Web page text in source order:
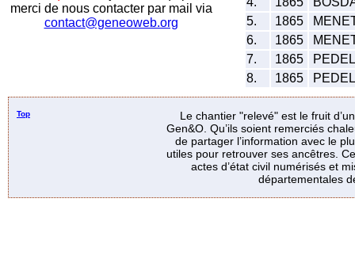
merci de nous contacter par mail via
contact@geneoweb.org
5.
1865
6.
1865
7.
1865
8.
1865
Top
Le chantier "relevé" est le fruit
Gen&O. Qu’ils soient remerciés
de partager l’information avec le
utiles pour retrouver ses ancêtres.
actes d’état civil numérisés et
départementales